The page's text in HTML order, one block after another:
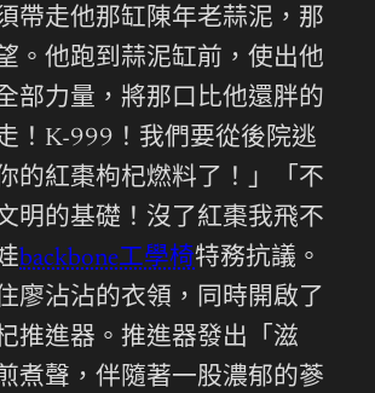
帶走他那缸陳年老蒜泥，那
。他跑到蒜泥缸前，使出他
部力量，將那口比他還胖的
！K-999！我們要從後院逃
的紅棗枸杞燃料了！」「不
明的基礎！沒了紅棗我飛不
backbone工學椅特務抗議。
廖沾沾的衣領，同時開啟了
推進器。推進器發出「滋
煮聲，伴隨著一股濃郁的蔘